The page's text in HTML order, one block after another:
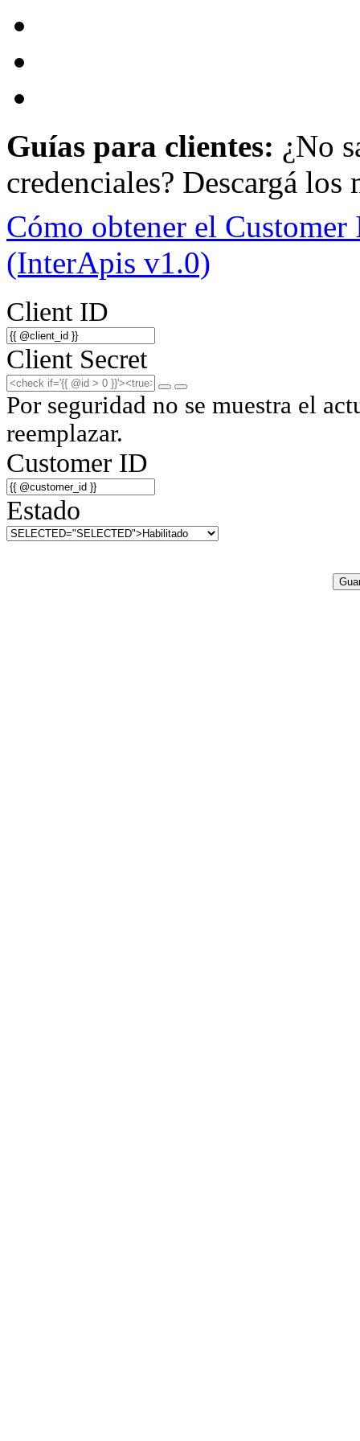
Guías para clientes: ¿No
credenciales? Descargá los
Cómo obtener el
(InterApis v1.0)
Client ID
Client Secret
Por seguridad no se muestra el
reemplazar.
Customer ID
Estado